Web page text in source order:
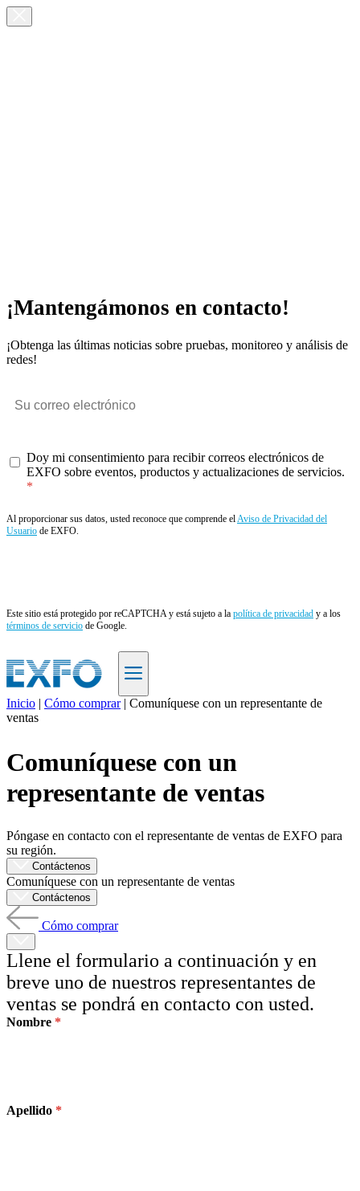
¡Mantengámonos en contacto!
¡Obtenga las últimas noticias sobre pruebas, monitoreo y análisis de
redes!
Doy mi consentimiento para recibir correos electrónicos de
EXFO sobre eventos, productos y actualizaciones de servicios.
Al proporcionar sus datos, usted reconoce que comprende elAviso de Privacidad del
Usuario de EXFO.
Este sitio está protegido por reCAPTCHA y está sujeto a la política de privacidad y a los
términos de servicio de Google.
ES
Productos
Soluciones
Asistencia
Servicios
comprar
Recursos
Contacto
RegistrarseIniciar
sesión
Empresa
Carreras
Socios
Inicio | Cómo comprar | Comuníquese con un representante de
ventas
Comuníquese con un
representante de ventas
Póngase en contacto con el representante de ventas de EXFO para
su región.
Contáctenos
Comuníquese con un representante de ventas
Contáctenos
Cómo comprar
Llene el formulario a continuación y en
breve uno de nuestros representantes de
ventas se pondrá en contacto con usted.
Nombre
Apellido